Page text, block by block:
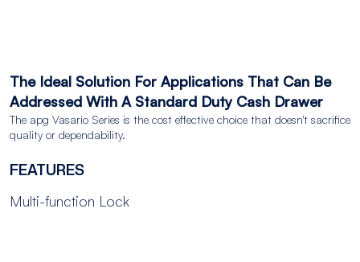
The Ideal Solution For Applications That Can Be
Addressed With A Standard Duty Cash Drawer
The apg Vasario Series is the cost effective choice that doesn't sacrifice
quality or dependability.
FEATURES
Multi-function Lock